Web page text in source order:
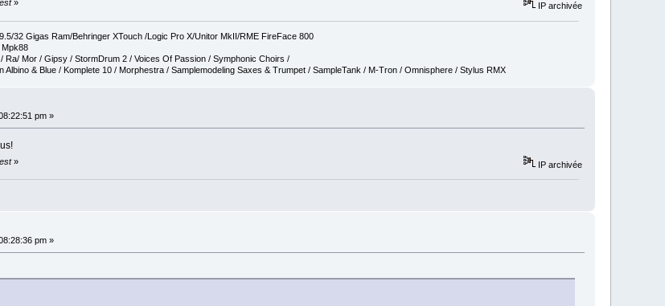
» IP archivée
32 Gigas Ram/Behringer XTouch /Logic Pro X/Unitor MkII/RME FireFace 800
Mpk88
Ra/ Mor / Gipsy / StormDrum 2 / Voices Of Passion / Symphonic Choirs /
& Blue / Komplete 10 / Morphestra / Samplemodeling Saxes & Trumpet / SampleTank / M-Tron / Omnisphere / Stylus RMX
pm »
» IP archivée
pm »